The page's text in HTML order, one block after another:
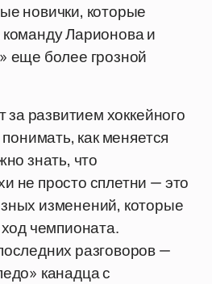
новички, которые
Ларионова и
еще более грозной
за развитием хоккейного
как меняется
знать, что
не просто сплетни — это
изменений, которые
чемпионата.
разговоров —
канадца с